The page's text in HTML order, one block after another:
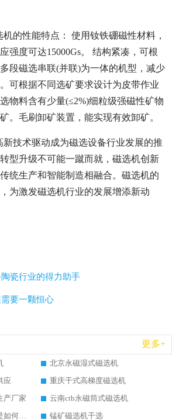
的性能特点： 使用钕铁硼磁性材料，
强度可达15000Gs。 结构紧凑，可根
段磁选串联(并联)为一体的机型，减少
可根据不同选矿要求设计为皮带作业
物料含有少量(≤2%)细粒级强磁性矿物
。毛刷卸矿装置，能实现有效卸矿。
新技术驱动成为磁选设备行业发展的推
型升级不可能一蹴而就，磁选机创新
统生产和智能制造相融合。磁选机的
为激发磁选机行业的发展增添新动
瓷行业的得力助手
要一颗恒心
更多+
北京永磁湿式磁选机
应
重庆干式高梯度磁选机
产厂家
云南ctb永磁筒式磁选机
青海大型干式磁选机是如何选矿的
锰矿磁选机干选